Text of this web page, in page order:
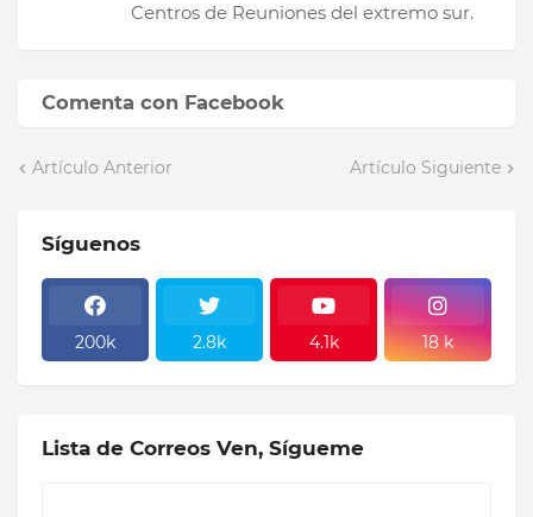
Centros de Reuniones del extremo sur.
Comenta con Facebook
Artículo Anterior Artículo Siguiente
Síguenos
200k 2.8k 4.1k 18 k
Lista de Correos Ven, Sígueme